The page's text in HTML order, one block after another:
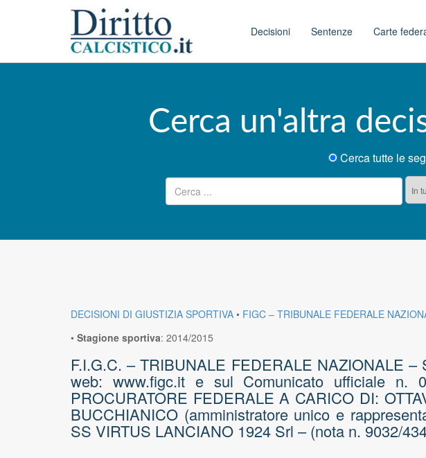
Main menu Decisioni Sentenze Carte
Cerca un'altra
Cerca tutte le
Ricerca per:
DECISIONI DI GIUSTIZIA SPORTIVA • FIGC – TRIBUNALE FEDERALE
• Stagione sportiva: 2014/2015
F.I.G.C. – TRIBUNALE FEDERALE NAZIONALE
web: www.figc.it e sul Comunicato ufficiale n.
PROCURATORE FEDERALE A CARICO DI:
BUCCHIANICO (amministratore unico e
SS VIRTUS LANCIANO 1924 Srl – (nota n. 9032/